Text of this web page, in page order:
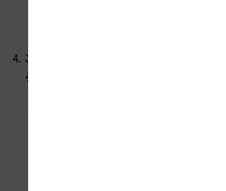
ご利用方法 ご利用開始前までに
らお申し込みください。